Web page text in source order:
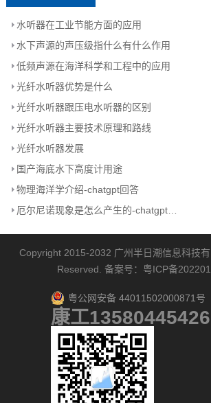
水听器在工业节能方面的应用
水下声源的声压级指什么有什么作用
低频声源在海洋科学和工程中的应用
光纤水听器优势是什么
光纤水听器跟压电水听器的区别
光纤水听器主要技术原理和路线
光纤水听器发展
国产海底水下高度计用途
物理海洋学介绍-chatgpt回答
厄尔尼诺现象是怎么产生的-chatgpt回答
Copyright 2015-2032 广州半日潮信息科技
Reserved. 备案号： 粤ICP备
粤公网安备 44011502000871号
康工13580445426